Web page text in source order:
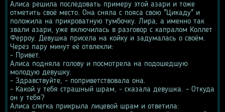
Алиса решила последовать примеру этой азари и тоже
отметить своё место. Она сняла с пояса свою "Цикаду" и
положила на прикроватную тумбочку. Лира, а именно так
звали азари, уже включилась в разговор с капралом Коллет
Ферроу. Девушка присела на койку и задумалась о своём.
Через пару минут её отвлекли:
- Привет.
Алиса подняла голову и посмотрела на подошедшую
молодую девушку.
- Здравствуйте, - поприветствовала она.
- Какой у тебя страшный шрам, - сказала девушка. - Откуда
он у тебя?
Алиса слегка прикрыла лицевой шрам и ответила: